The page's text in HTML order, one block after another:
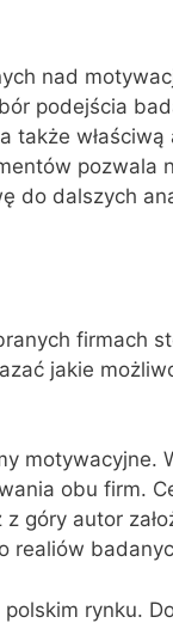
nad
podejścia
pozwala
do dalszych
firmach
jakie
motywacyjne.
obu firm.
góry autor
realiów
rynku.